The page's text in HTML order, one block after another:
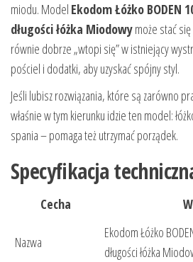
miodu. Model Ekodom Łóżko BODEN
długości łóżka Miodowymoże stać
równie dobrze „wtopi się” w istniejący
pościel i dodatki, aby uzyskać spójny styl.
Jeśli lubisz rozwiązania, które są zarówno
właśnie w tym kierunku idzie ten model:
spania – pomaga też utrzymać porządek.
Specyfikacja
Cecha
Nazwa
Ekodom Łóżko
długości łóżka